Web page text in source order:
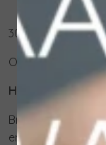
30ml
Ook verkrijgbaar in
Hoe te gebruiken:
Breng het 's
en de hals voor